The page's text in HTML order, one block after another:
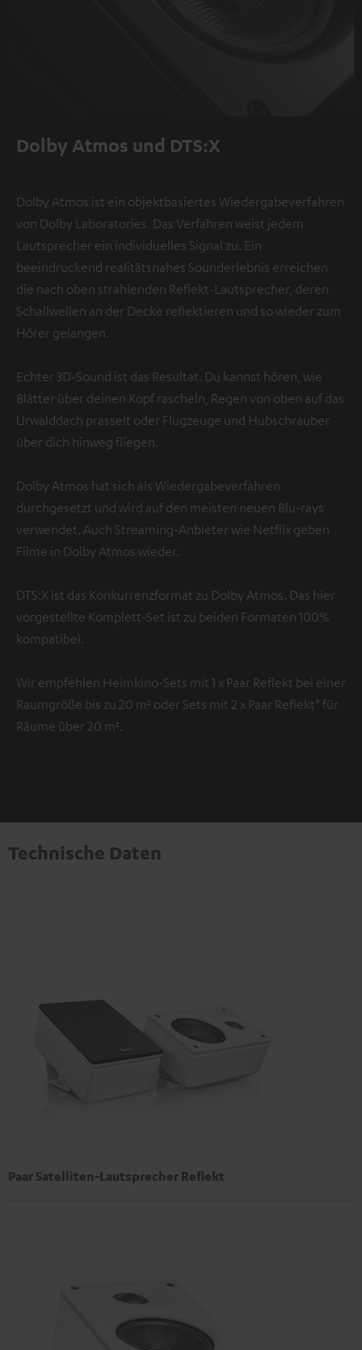
Dolby Atmos und DTS:X
Dolby Atmos ist ein objektbasiertes Wiedergabeverfahren
von Dolby Laboratories. Das Verfahren weist jedem
Lautsprecher ein individuelles Signal zu. Ein
beeindruckend realitätsnahes Sounderlebnis erreichen
die nach oben strahlenden Reflekt-Lautsprecher, deren
Schallwellen an der Decke reflektieren und so wieder zum
Hörer gelangen.
Echter 3D-Sound ist das Resultat. Du kannst hören, wie
Blätter über deinen Kopf rascheln, Regen von oben auf das
Urwalddach prasselt oder Flugzeuge und Hubschrauber
über dich hinweg fliegen.
Dolby Atmos hat sich als Wiedergabeverfahren
durchgesetzt und wird auf den meisten neuen Blu-rays
verwendet. Auch Streaming-Anbieter wie Netflix geben
Filme in Dolby Atmos wieder.
DTS:X ist das Konkurrenzformat zu Dolby Atmos. Das hier
vorgestellte Komplett-Set ist zu beiden Formaten 100%
kompatibel.
Wir empfehlen Heimkino-Sets mit 1 x Paar Reflekt bei einer
Raumgröße bis zu 20 m² oder Sets mit 2 x Paar Reflekt* für
Räume über 20 m².
Technische Daten
Paar Satelliten-Lautsprecher Reflekt